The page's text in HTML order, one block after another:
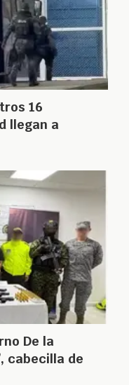
16
llegan a
De la
cabecilla de